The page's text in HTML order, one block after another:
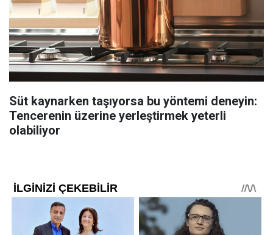
Süt kaynarken taşıyorsa bu yöntemi deneyin:
Tencerenin üzerine yerleştirmek yeterli
olabiliyor